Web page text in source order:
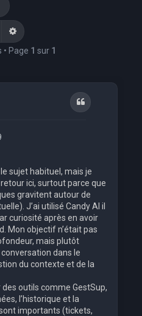
RechercherRecherche avancée
• Page 1 sur 1
Citation
sujet habituel, mais je
ici, surtout parce que
gravitent autour de
J’ai utilisé Candy AI il
curiosité après en avoir
Mon objectif n’était pas
mais plutôt
conversation dans le
du contexte et de la
outils comme GestSup,
l’historique et la
importants (tickets,